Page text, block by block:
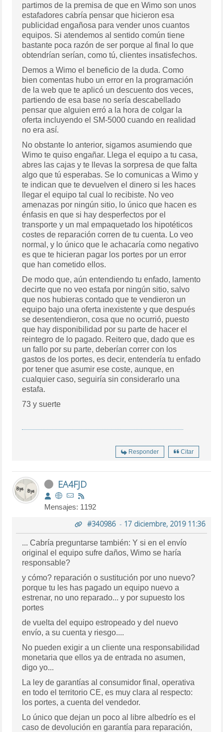
partimos de la premisa de que en Wimo son unos
estafadores cabría pensar que hicieron esa
publicidad engañosa para vender unos cuantos
equipos. Si atendemos al sentido común tiene
bastante poca razón de ser porque al final lo que
obtendrían serían, como tú, clientes insatisfechos.
Demos a Wimo el beneficio de la duda. Como
bien comentas hubo un error en la programación
de la web que te aplicó un descuento dos veces,
partiendo de esa base no sería descabellado
pensar que alguien erró a la hora de colgar la
oferta incluyendo el SM-5000 cuando en realidad
no era así.
No obstante lo anterior, sigamos asumiendo que
Wimo te quiso engañar. Llega el equipo a tu casa,
abres las cajas y te llevas la sorpresa de que falta
algo que tú esperabas. Se lo comunicas a Wimo y
te indican que te devuelven el dinero si les haces
llegar el equipo tal cual lo recibiste. No veo
amenazas por ningún sitio, lo único que hacen es
énfasis en que si hay desperfectos por el
transporte y un mal empaquetado los hipotéticos
costes de reparación corren de tu cuenta. Lo veo
normal, y lo único que le achacaría como negativo
es que te hicieran pagar los portes por un error
que han cometido ellos.
De modo que, aún entendiendo tu enfado, lamento
decirte que no veo estafa por ningún sitio, salvo
que nos hubieras contado que te vendieron un
equipo bajo una oferta inexistente y que después
se desentendieron, cosa que no ocurrió, puesto
que hay disponibilidad por su parte de hacer el
reintegro de lo pagado. Reitero que, dado que es
un fallo por su parte, deberían correr con los
gastos de los portes, es decir, entendería tu enfado
por tener que asumir ese coste, aunque, en
cualquier caso, seguiría sin considerarlo una
estafa.
73 y suerte
Responder Citar
EA4FJD
Mensajes: 1192
#340986- 17 diciembre, 2019 11:36
... Cabría preguntarse también: Y si en el envío
original el equipo sufre daños, Wimo se haría
responsable?
y cómo? reparación o sustitución por uno nuevo?
porque tu les has pagado un equipo nuevo a
estrenar, no uno reparado... y por supuesto los
portes
de vuelta del equipo estropeado y del nuevo
envío, a su cuenta y riesgo....
No pueden exigir a un cliente una responsabilidad
monetaria que ellos ya de entrada no asumen,
digo yo...
La ley de garantías al consumidor final, operativa
en todo el territorio CE, es muy clara al respecto:
los portes, a cuenta del vendedor.
Lo único que dejan un poco al libre albedrío es el
caso de devolución en garantía para reparación,